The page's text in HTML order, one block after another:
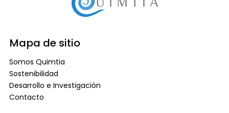
Mapa de sitio
Somos Quimtia
Sostenibilidad
Desarrollo e Investigación
Contacto